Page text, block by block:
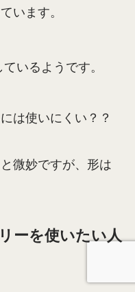
います。
ているようです。
は使いにくい？？
微妙ですが、形は
ーを使いたい人